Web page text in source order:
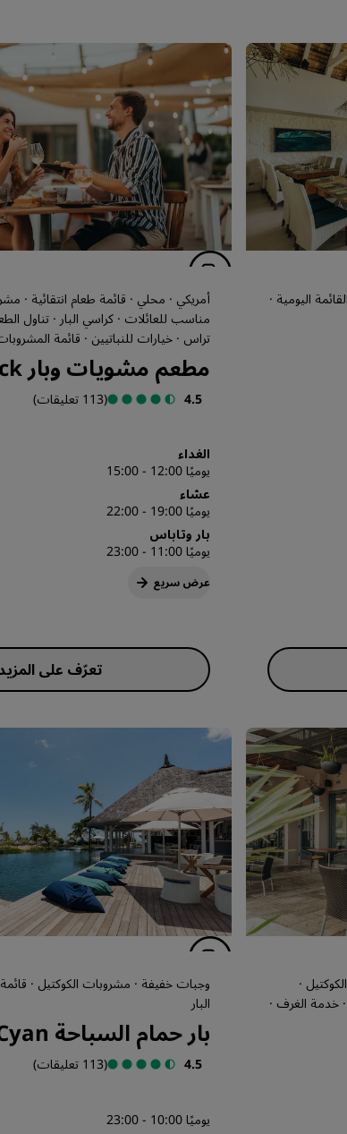
اليومية ·
أمريكي · محلي · قائمة طعام انتقائية ·
مناسب للعائلات · كراسي البار · تناول
تراس · خيارات للنباتيين · قائمة
مطعم مشويات وبار Black Rock
4.5 (113 تعليقات)
الغداء
يوميًا 12:00 - 15:00
عشاء
يوميًا 19:00 - 22:00
بار وتاباس
يوميًا 11:00 - 23:00
عرض سريع
تعرّف على
·
خدمة الغرف ·
وجبات خفيفة · مشروبات الكوكتيل ·
البار
بار حمام السباحة Cyan
4.5 (113 تعليقات)
يوميًا 10:00 - 23:00